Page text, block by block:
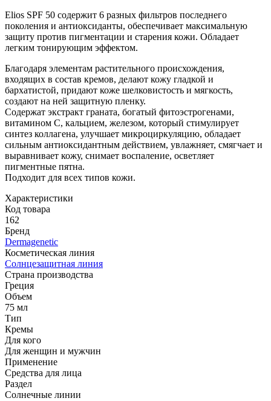
Elios SPF 50 содержит 6 разных фильтров последнего
поколения и антиоксиданты, обеспечивает максимальную
защиту против пигментации и старения кожи. Обладает
легким тонирующим эффектом.
Благодаря элементам растительного происхождения,
входящих в состав кремов, делают кожу гладкой и
бархатистой, придают коже шелковистость и мягкость,
создают на ней защитную пленку.
Содержат экстракт граната, богатый фитоэстрогенами,
витамином С, кальцием, железом, который стимулирует
синтез коллагена, улучшает микроциркуляцию, обладает
сильным антиоксидантным действием, увлажняет, смягчает и
выравнивает кожу, снимает воспаление, осветляет
пигментные пятна.
Подходит для всех типов кожи.
Характеристики
Код товара
162
Бренд
Dermagenetic
Косметическая линия
Солнцезащитная линия
Страна производства
Греция
Объем
75 мл
Тип
Кремы
Для кого
Для женщин и мужчин
Применение
Средства для лица
Раздел
Солнечные линии